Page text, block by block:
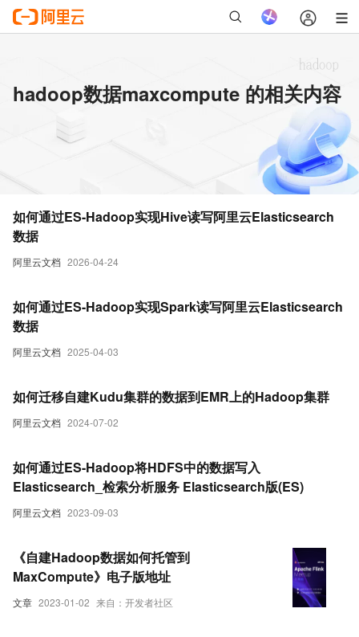
hadoop数据maxcompute 的相关内容
阿里云文档 2026-04-24
如何通过ES-Hadoop实现Hive读写阿里云Elasticsearch
数据
阿里云文档 2025-04-03
如何通过ES-Hadoop实现Spark读写阿里云Elasticsearch
数据
阿里云文档 2024-07-02
如何迁移自建Kudu集群的数据到EMR上的Hadoop集群
阿里云文档 2023-09-03
如何通过ES-Hadoop将HDFS中的数据写入
Elasticsearch_检索分析服务 Elasticsearch版(ES)
文章 2023-01-02 来自：开发者社区
《自建Hadoop数据如何托管到
MaxCompute》电子版地址